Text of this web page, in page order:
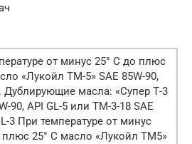
от минус 25° С до плюс
«Лукойл ТМ-5» SAE 85W-90,
Дублирующие масла: «Супер Т-3
90, API GL-5 или ТМ-3-18 SAE
3 При температуре от минус
плюс 25° С масло «Лукойл ТМ5»